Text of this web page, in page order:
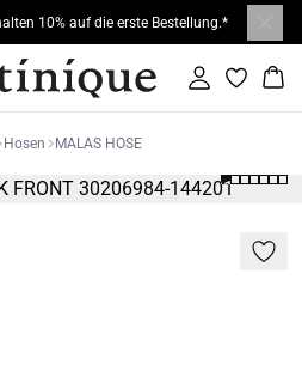
10% auf die erste Bestellung.*
Einloggen
Hosen MALAS HOSE